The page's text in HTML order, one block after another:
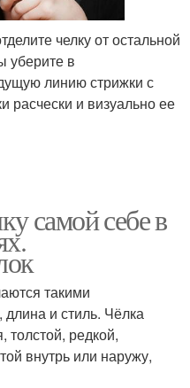
челку от остальной
уберите в
линию стрижки с
и визуально ее
самой себе в
такими
и стиль. Чёлка
толстой, редкой,
внутрь или наружу,